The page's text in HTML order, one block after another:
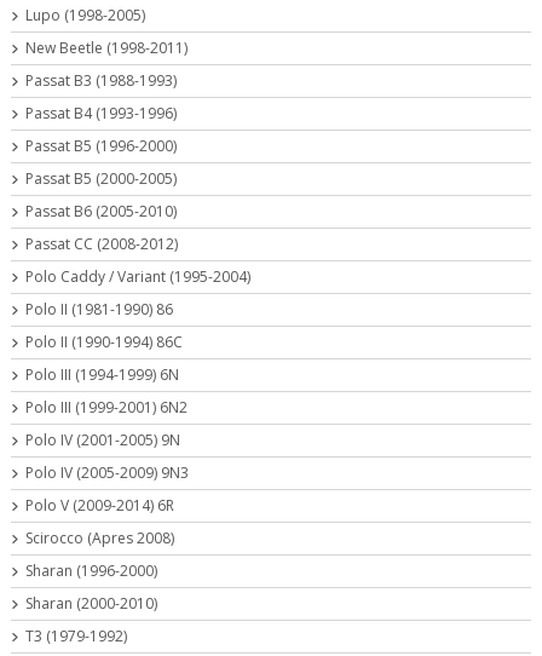
Lupo (1998-2005)
New Beetle (1998-2011)
Passat B3 (1988-1993)
Passat B4 (1993-1996)
Passat B5 (1996-2000)
Passat B5 (2000-2005)
Passat B6 (2005-2010)
Passat CC (2008-2012)
Polo Caddy / Variant (1995-2004)
Polo II (1981-1990) 86
Polo II (1990-1994) 86C
Polo III (1994-1999) 6N
Polo III (1999-2001) 6N2
Polo IV (2001-2005) 9N
Polo IV (2005-2009) 9N3
Polo V (2009-2014) 6R
Scirocco (Apres 2008)
Sharan (1996-2000)
Sharan (2000-2010)
T3 (1979-1992)